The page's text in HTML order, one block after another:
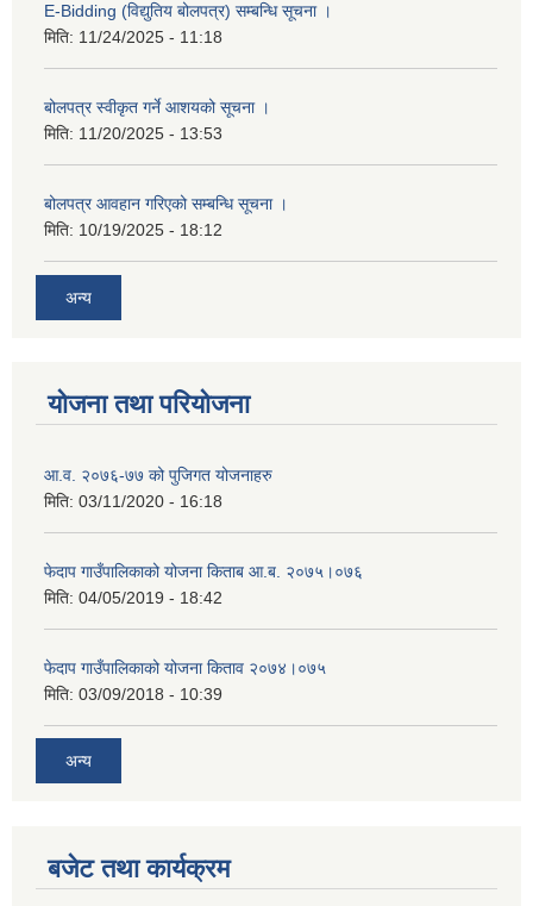
E-Bidding (विद्युतिय बोलपत्र) सम्बन्धि सूचना ।
मिति: 11/24/2025 - 11:18
बोलपत्र स्वीकृत गर्ने आशयको सूचना ।
मिति: 11/20/2025 - 13:53
बोलपत्र आवहान गरिएको सम्बन्धि सूचना ।
मिति: 10/19/2025 - 18:12
अन्य
योजना तथा परियोजना
आ.व. २०७६-७७ को पुजिगत योजनाहरु
मिति: 03/11/2020 - 16:18
फेदाप गाउँपालिकाको योजना किताब आ.ब. २०७५।०७६
मिति: 04/05/2019 - 18:42
फेदाप गाउँपालिकाको योजना किताव २०७४।०७५
मिति: 03/09/2018 - 10:39
अन्य
बजेट तथा कार्यक्रम